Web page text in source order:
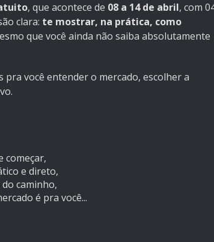
, que acontece de 08 a 14 de abril, com
clara: te mostrar, na prática, como
que você ainda não saiba absolutamente
você entender o mercado, escolher a
começar,
e direto,
caminho,
é pra você...